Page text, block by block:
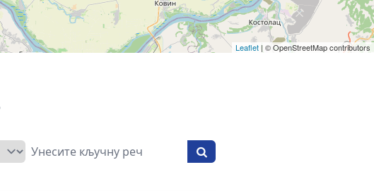
Leaflet | © OpenStreetMap contributors